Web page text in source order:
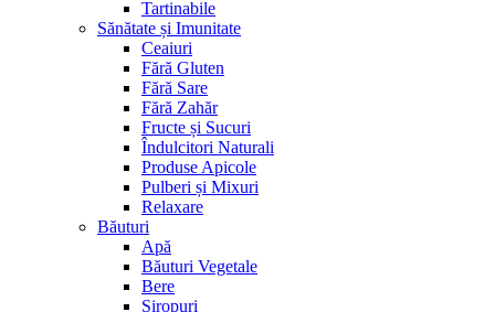
Tartinabile
Sănătate și Imunitate
Ceaiuri
Fără Gluten
Fără Sare
Fără Zahăr
Fructe și Sucuri
Îndulcitori Naturali
Produse Apicole
Pulberi și Mixuri
Relaxare
Băuturi
Apă
Băuturi Vegetale
Bere
Siropuri